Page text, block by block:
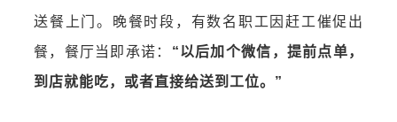
送餐上门。晚餐时段，有数名职工因赶工催促出
餐，餐厅当即承诺： “以后加个微信，提前点单，
到店就能吃，或者直接给送到工位。”